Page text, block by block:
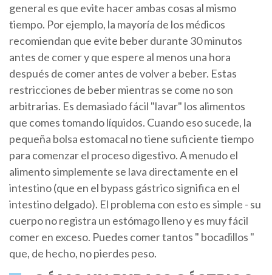
general es que evite hacer ambas cosas al mismo
tiempo. Por ejemplo, la mayoría de los médicos
recomiendan que evite beber durante 30 minutos
antes de comer y que espere al menos una hora
después de comer antes de volver a beber. Estas
restricciones de beber mientras se come no son
arbitrarias. Es demasiado fácil "lavar" los alimentos
que comes tomando líquidos. Cuando eso sucede, la
pequeña bolsa estomacal no tiene suficiente tiempo
para comenzar el proceso digestivo. A menudo el
alimento simplemente se lava directamente en el
intestino (que en el bypass gástrico significa en el
intestino delgado). El problema con esto es simple - su
cuerpo no registra un estómago lleno y es muy fácil
comer en exceso. Puedes comer tantos " bocadillos "
que, de hecho, no pierdes peso.